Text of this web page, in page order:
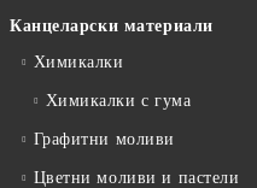
Канцеларски материали
Химикалки
Химикалки с гума
Графитни моливи
Цветни моливи и пастели